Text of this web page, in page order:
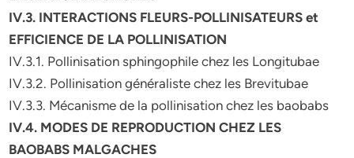
IV.3. INTERACTIONS FLEURS-POLLINISATEURS et
EFFICIENCE DE LA POLLINISATION
IV.3.1. Pollinisation sphingophile chez les Longitubae
IV.3.2. Pollinisation généraliste chez les Brevitubae
IV.3.3. Mécanisme de la pollinisation chez les baobabs
IV.4. MODES DE REPRODUCTION CHEZ LES
BAOBABS MALGACHES